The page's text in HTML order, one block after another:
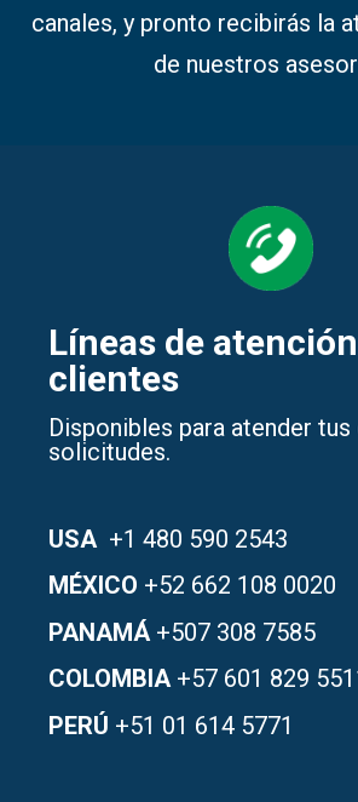
canales, y pronto recibirás la
de nuestros
Líneas de
clientes
Disponibles para atender tus
solicitudes.
USA +1 480 590 2543
MÉXICO +52 662 108 0020
PANAMÁ +507 308 7585
COLOMBIA+57 601 829
PERÚ +51 01 614 5771